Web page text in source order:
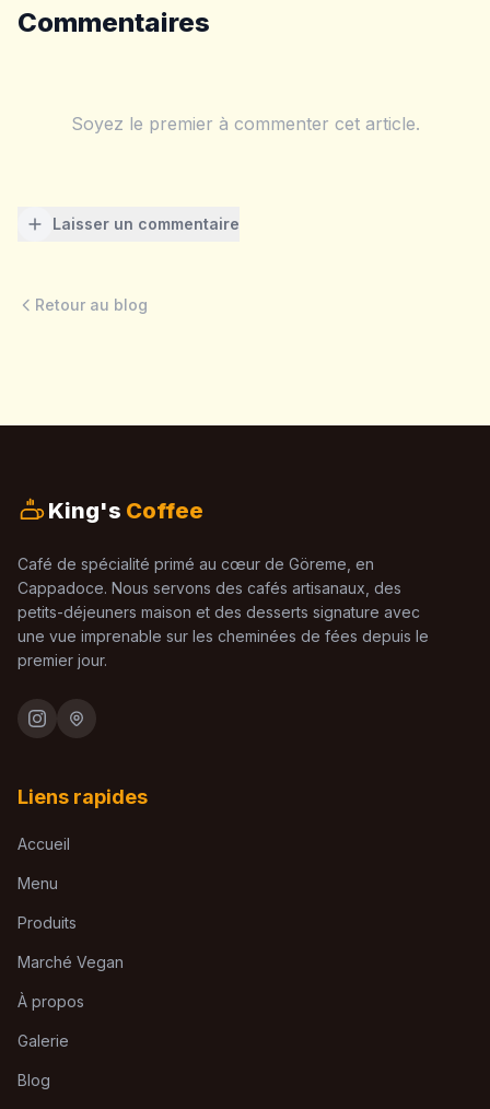
Commentaires
Soyez le premier à commenter cet article.
Laisser un commentaire
Retour au blog
King's Coffee
Café de spécialité primé au cœur de Göreme, en
Cappadoce. Nous servons des cafés artisanaux, des
petits-déjeuners maison et des desserts signature avec
une vue imprenable sur les cheminées de fées depuis le
premier jour.
Liens rapides
Accueil
Menu
Produits
Marché Vegan
À propos
Galerie
Blog